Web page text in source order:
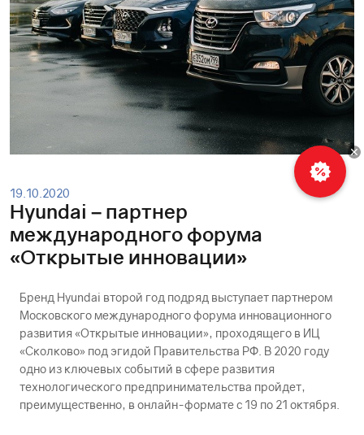
19.10.2020
Hyundai – партнер
международного форума
«Открытые инновации»
Бренд Hyundai второй год подряд выступает партнером
Московского международного форума инновационного
развития «Открытые инновации», проходящего в ИЦ
«Сколково» под эгидой Правительства РФ. В 2020 году
одно из ключевых событий в сфере развития
технологического предпринимательства пройдет,
преимущественно, в онлайн-формате с 19 по 21 октября.
Рассчитать
кредит